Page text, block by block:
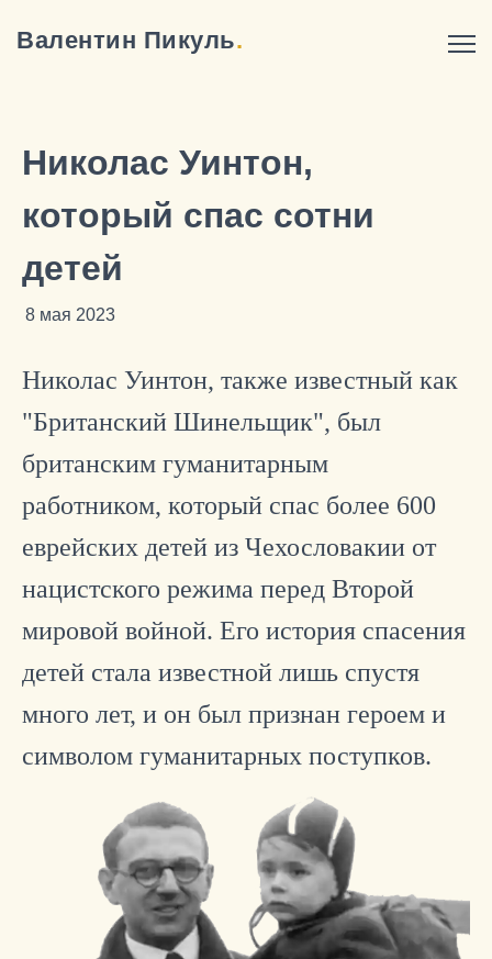
Валентин Пикуль.
Николас Уинтон,
который спас сотни
детей
8 мая 2023
Николас Уинтон, также известный как
"Британский Шинельщик", был
британским гуманитарным
работником, который спас более 600
еврейских детей из Чехословакии от
нацистского режима перед Второй
мировой войной. Его история спасения
детей стала известной лишь спустя
много лет, и он был признан героем и
символом гуманитарных поступков.